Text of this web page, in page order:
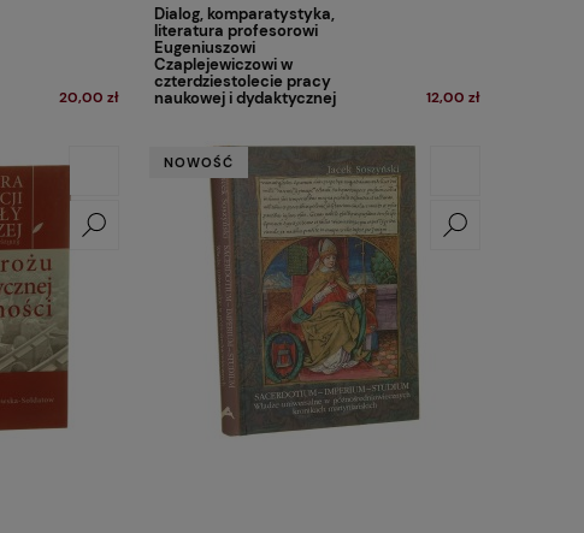
20,00 zł
Dialog, komparatystyka,
literatura profesorowi
Eugeniuszowi
Czaplejewiczowi w
czterdziestolecie pracy
naukowej i dydaktycznej
Ulickiej [2002]
12,00 zł
NOWOŚĆ